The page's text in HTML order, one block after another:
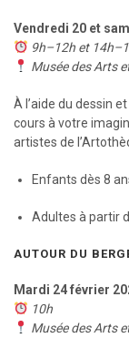
Vendredi 20 et
9h–12h et
Musée des Arts
À l’aide du dessin
cours à votre
artistes de
Enfants dès 8
Adultes à partir
AUTOUR DU
Mardi 24 février
10h
Musée des Arts